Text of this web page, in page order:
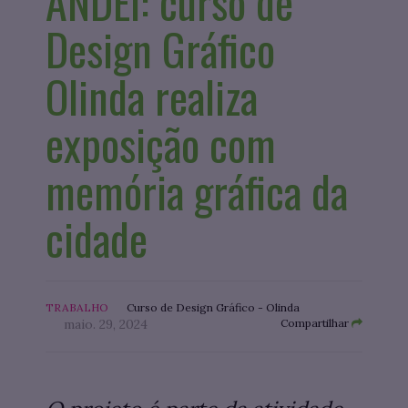
Design Gráfico
Olinda realiza
exposição com
memória gráfica da
cidade
TRABALHO Curso de Design Gráfico - Olinda
maio. 29, 2024 Compartilhar